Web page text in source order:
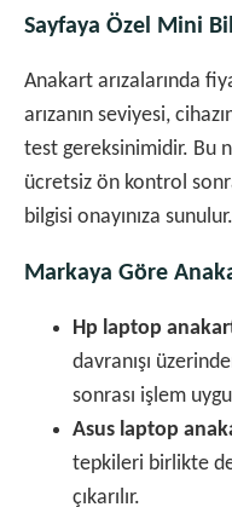
Sayfaya Özel Mini
Anakart arızalarında
arızanın seviyesi,
test gereksinimidir. Bu
ücretsiz ön kontrol
bilgisi onayınıza sunulur.
Markaya Göre
Hp laptop
davranışı
sonrası işlem
Asus laptop
tepkileri birlikte
çıkarılır.